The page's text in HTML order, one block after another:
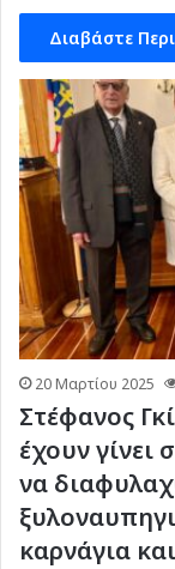
Διαβάστε
20 Μαρτίου 2025
Στέφανος
έχουν γίνει
να
καρνάγια